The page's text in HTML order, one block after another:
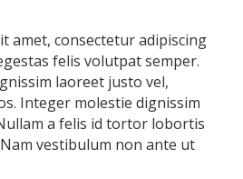
amet, consectetur adipiscing
felis volutpat semper.
laoreet justo vel,
Integer molestie dignissim
a felis id tortor lobortis
vestibulum non ante ut